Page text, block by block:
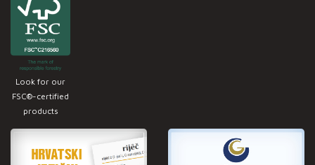
Look for our
FSC®-certified
products